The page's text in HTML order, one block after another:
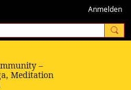
Anmelden